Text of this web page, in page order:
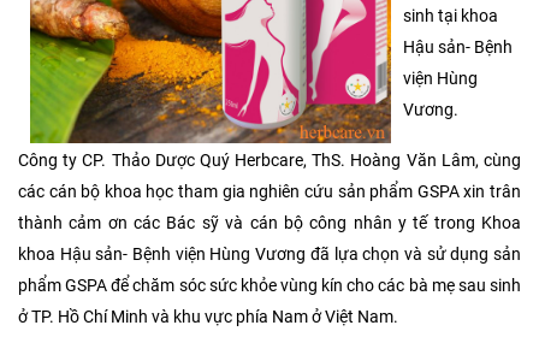
sinh tại khoa
Hậu sản- Bệnh
viện Hùng
Vương.
Công ty CP. Thảo Dược Quý Herbcare, ThS. Hoàng Văn Lâm, cùng
các cán bộ khoa học tham gia nghiên cứu sản phẩm GSPA xin trân
thành cảm ơn các Bác sỹ và cán bộ công nhân y tế trong Khoa
khoa Hậu sản- Bệnh viện Hùng Vương đã lựa chọn và sử dụng sản
phẩm GSPA để chăm sóc sức khỏe vùng kín cho các bà mẹ sau sinh
ở TP. Hồ Chí Minh và khu vực phía Nam ở Việt Nam.